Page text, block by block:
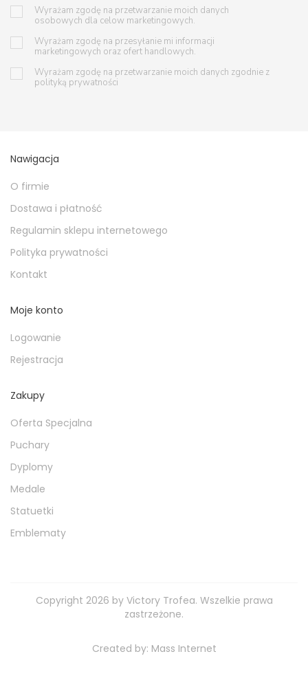
Wyrażam zgodę na przetwarzanie moich danych
osobowych dla celow marketingowych.
Wyrażam zgodę na przesyłanie mi informacji
marketingowych oraz ofert handlowych.
Wyrażam zgodę na przetwarzanie moich danych zgodnie z
polityką prywatności
Nawigacja
O firmie
Dostawa i płatność
Regulamin sklepu internetowego
Polityka prywatności
Kontakt
Moje konto
Logowanie
Rejestracja
Zakupy
Oferta Specjalna
Puchary
Dyplomy
Medale
Statuetki
Emblematy
Copyright 2026 by Victory Trofea. Wszelkie prawa
zastrzeżone.
Created by: Mass Internet